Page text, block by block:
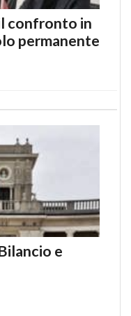
confronto in
permanente
e